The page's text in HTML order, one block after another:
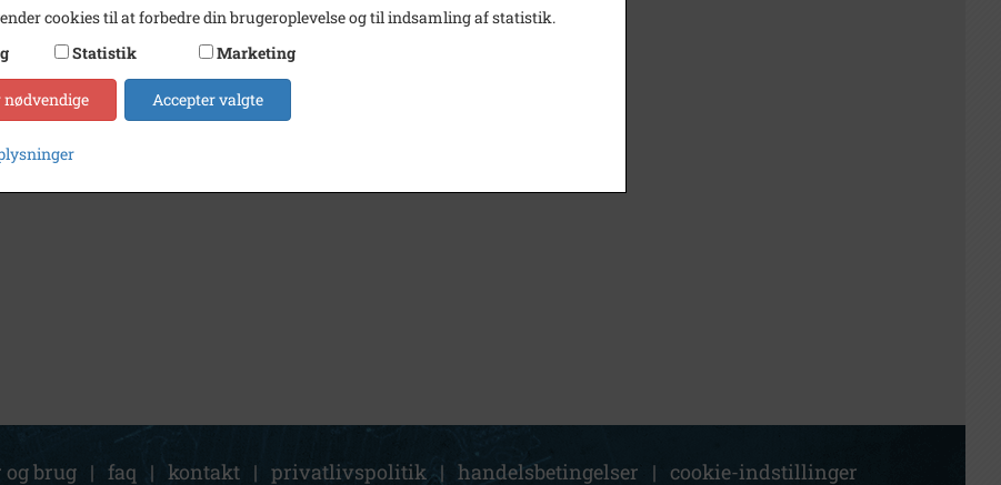
brug | faq | kontakt | privatlivspolitik | handelsbetingelser | cookie-indstillinger
cookies til at forbedre din brugeroplevelse og til indsamling af statistik.
Statistik Marketing
nødvendige Accepter valgte